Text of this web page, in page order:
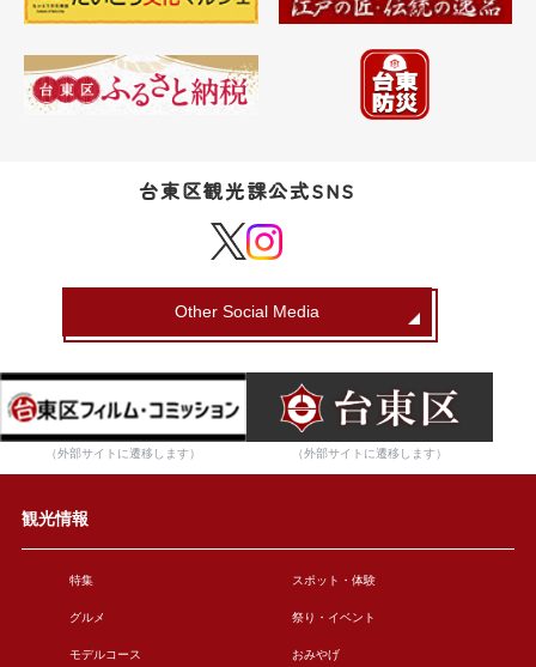
台東区観光課公式SNS
Other Social Media
（外部サイトに遷移します） （外部サイトに遷移します）
観光情報
特集 スポット・体験
グルメ 祭り・イベント
モデルコース おみやげ